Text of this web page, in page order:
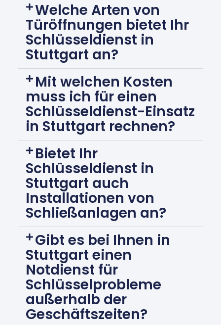
Welche Arten von
Türöffnungen bietet Ihr
Schlüsseldienst in
Stuttgart an?
Mit welchen Kosten
muss ich für einen
Schlüsseldienst-Einsatz
in Stuttgart rechnen?
Bietet Ihr
Schlüsseldienst in
Stuttgart auch
Installationen von
Schließanlagen an?
Gibt es bei Ihnen in
Stuttgart einen
Notdienst für
Schlüsselprobleme
außerhalb der
Geschäftszeiten?